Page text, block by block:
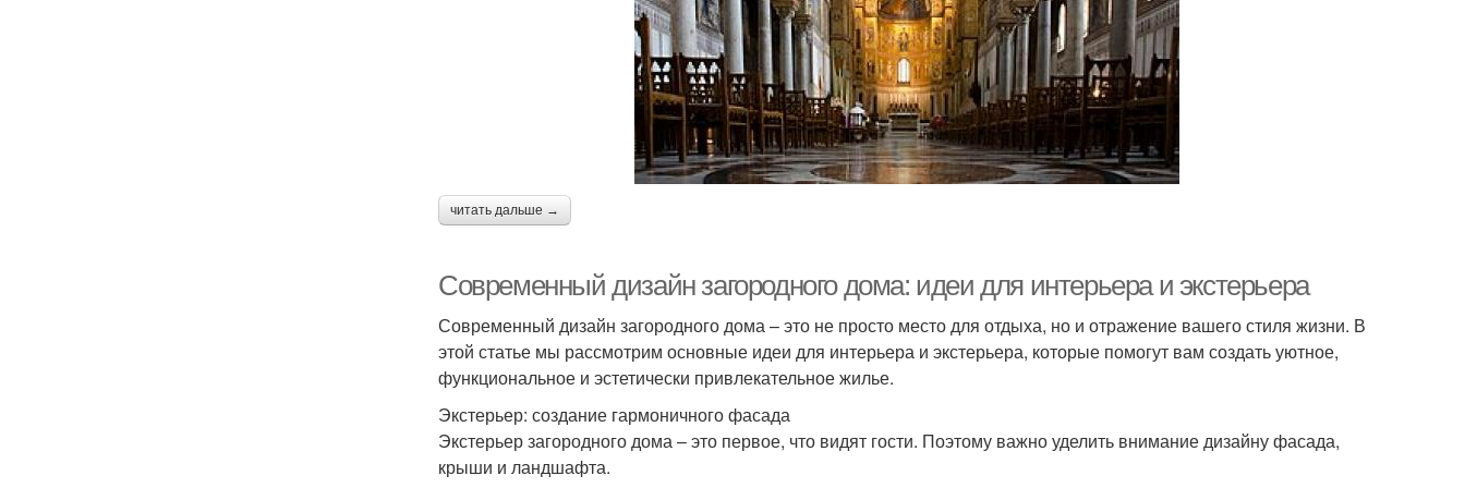
читать дальше →
Современный дизайн загородного дома: идеи для интерьера и экстерьера
Современный дизайн загородного дома – это не просто место для отдыха, но и отражение вашего стиля жизни. В
этой статье мы рассмотрим основные идеи для интерьера и экстерьера, которые помогут вам создать уютное,
функциональное и эстетически привлекательное жилье.
Экстерьер: создание гармоничного фасада
Экстерьер загородного дома – это первое, что видят гости. Поэтому важно уделить внимание дизайну фасада,
крыши и ландшафта.